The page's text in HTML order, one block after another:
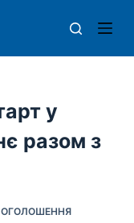
у
разом з
ОГОЛОШЕННЯ